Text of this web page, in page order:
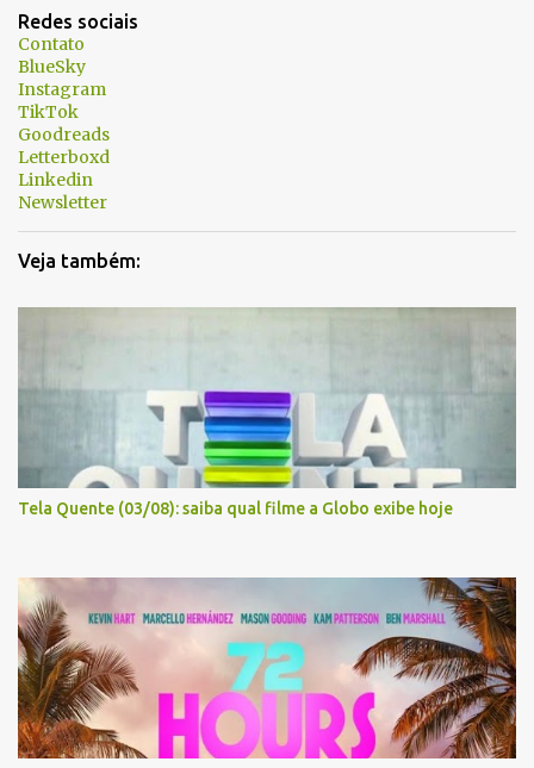
á
r
i
o
s
Redes sociais
Contato
BlueSky
Instagram
TikTok
Goodreads
Letterboxd
Linkedin
Newsletter
Veja também:
Tela Quente (03/08): saiba qual filme a Globo exibe hoje